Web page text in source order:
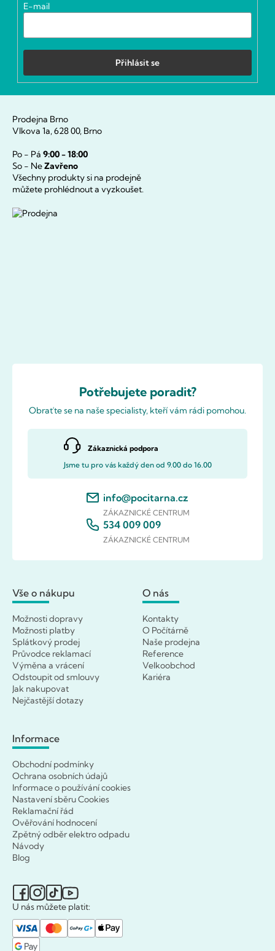
E-mail
Přihlásit se
Prodejna Brno
Vlkova 1a, 628 00, Brno
Po - Pá 9:00 - 18:00
So - NeZavřeno
Všechny produkty si na prodejně
můžete prohlédnout a vyzkoušet.
Potřebujete poradit?
Obraťte se na naše specialisty, kteří vám rádi pomohou.
Zákaznická podpora
Jsme tu pro vás každý den od 9.00 do 16.00
info@pocitarna.cz
ZÁKAZNICKÉ CENTRUM
534 009 009
ZÁKAZNICKÉ CENTRUM
Vše o nákupu
Možnosti dopravy
Možnosti platby
Splátkový prodej
Průvodce reklamací
Výměna a vrácení
Odstoupit od smlouvy
Jak nakupovat
Nejčastější dotazy
O nás
Kontakty
O Počítárně
Naše prodejna
Reference
Velkoobchod
Kariéra
Informace
Obchodní podmínky
Ochrana osobních údajů
Informace o používání cookies
Nastavení sběru Cookies
Reklamační řád
Ověřování hodnocení
Zpětný odběr elektro odpadu
Návody
Blog
U nás můžete platit: